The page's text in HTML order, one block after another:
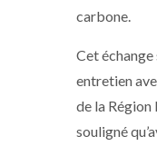
carbone.
Cet échange
entretien
de la
souligné